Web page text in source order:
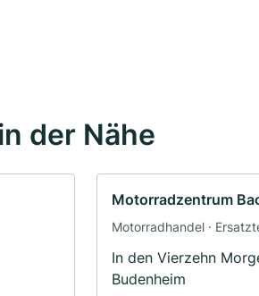
der Nähe
Motorradzentrum
Motorradhandel ·
Fahrzeuglackierungen ·
Werkstatt
In den Vierzehn
Budenheim